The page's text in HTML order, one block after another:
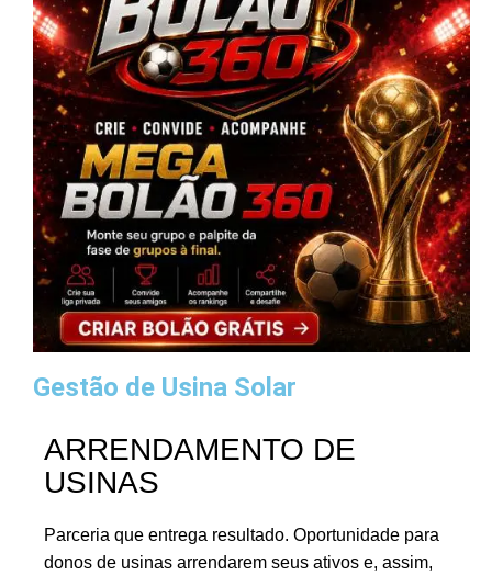
Gestão de Usina Solar
ARRENDAMENTO DE
USINAS
Parceria que entrega resultado. Oportunidade para
donos de usinas arrendarem seus ativos e, assim,